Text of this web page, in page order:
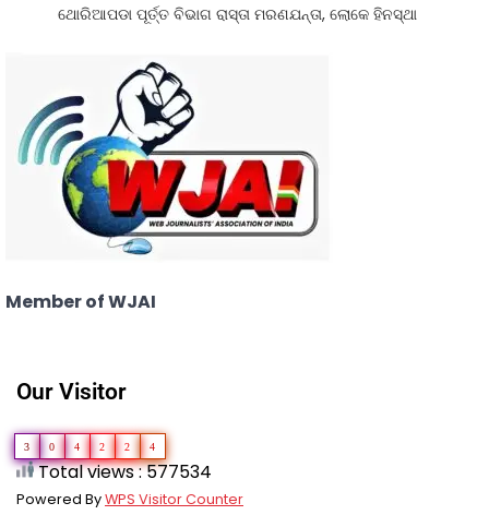
ଥୋରିଆପଡା ପୂର୍ତ୍ତ ବିଭାଗ ରାସ୍ତା ମରଣଯନ୍ତା, ଲୋକେ ହିନସ୍ଥା
Member of WJAI
Our Visitor
3 0 4 2 2 4
Total views : 577534
Powered ByWPS Visitor Counter